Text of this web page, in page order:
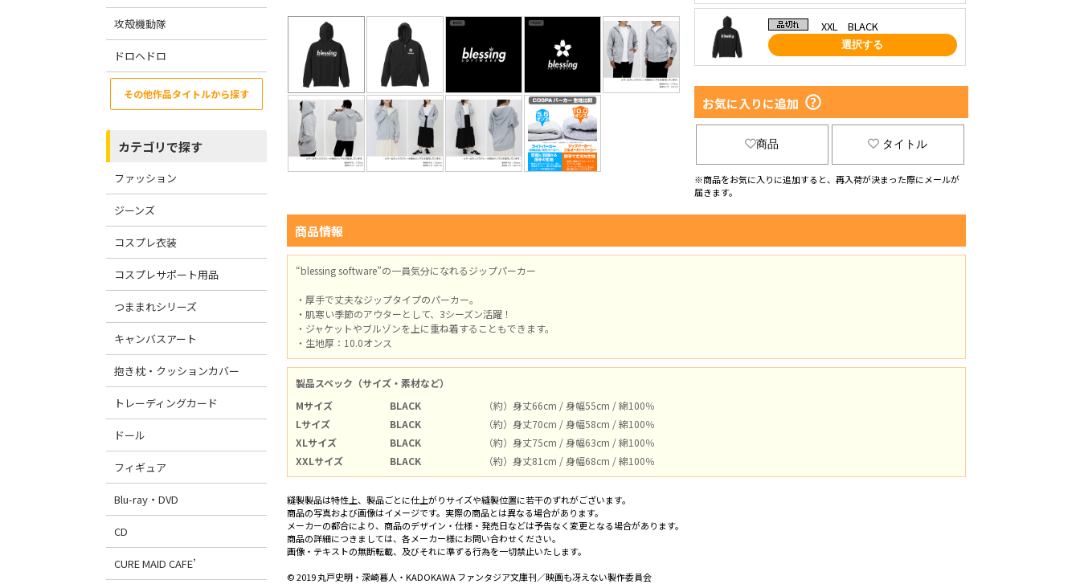
攻殻機動隊
ドロヘドロ
その他作品タイトルから探す
カテゴリで探す
ファッション
ジーンズ
コスプレ衣装
コスプレサポート用品
つままれシリーズ
キャンバスアート
抱き枕・クッションカバー
トレーディングカード
ドール
フィギュア
Blu-ray・DVD
CD
CURE MAID CAFE’
XXL BLACK
選択する
お気に入りに追加
商品 タイトル
※商品をお気に入りに追加すると、再入荷が決まった際にメールが
届きます。
商品情報
“blessing software”の一員気分になれるジップパーカー
・厚手で丈夫なジップタイプのパーカー。
・肌寒い季節のアウターとして、3シーズン活躍！
・ジャケットやブルゾンを上に重ね着することもできます。
・生地厚：10.0オンス
製品スペック（サイズ・素材など）
Mサイズ
BLACK
（約）身丈66cm / 身幅55cm / 綿100％
Lサイズ
BLACK
（約）身丈70cm / 身幅58cm / 綿100％
XLサイズ
BLACK
（約）身丈75cm / 身幅63cm / 綿100％
XXLサイズ
BLACK （約）身丈81cm / 身幅68cm / 綿100％
縫製製品は特性上、製品ごとに仕上がりサイズや縫製位置に若干のずれがございます。
商品の写真および画像はイメージです。実際の商品とは異なる場合があります。
メーカーの都合により、商品のデザイン・仕様・発売日などは予告なく変更となる場合があります。
商品の詳細につきましては、各メーカー様にお問い合わせください。
画像・テキストの無断転載、及びそれに準ずる行為を一切禁止いたします。
© 2019 丸戸史明・深崎暮人・KADOKAWA ファンタジア文庫刊／映画も冴えない製作委員会